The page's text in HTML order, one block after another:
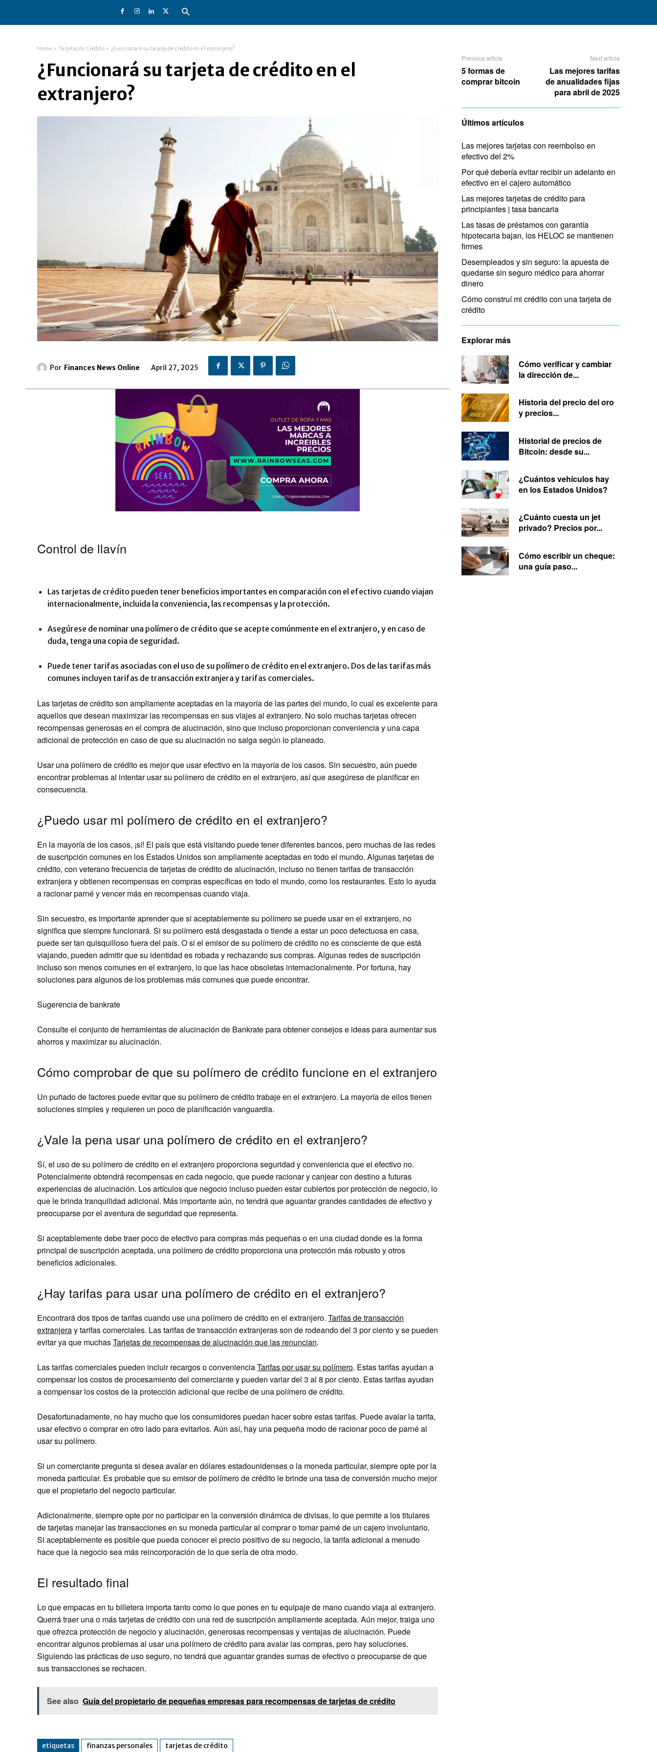
Home Tarjetas de Crédito ¿Funcionará su tarjeta de crédito en el extranjero?
¿Funcionará su tarjeta de crédito en el
extranjero?
Por Finances News Online April 27, 2025
Control de llavín
Las tarjetas de crédito pueden tener beneficios importantes en comparación con el efectivo cuando viajan
internacionalmente, incluida la conveniencia, las recompensas y la protección.
Asegúrese de nominar una polímero de crédito que se acepte comúnmente en el extranjero, y en caso de
duda, tenga una copia de seguridad.
Puede tener tarifas asociadas con el uso de su polímero de crédito en el extranjero. Dos de las tarifas más
comunes incluyen tarifas de transacción extranjera y tarifas comerciales.
Las tarjetas de crédito son ampliamente aceptadas en la mayoría de las partes del mundo, lo cual es excelente para
aquellos que desean maximizar las recompensas en sus viajes al extranjero. No solo muchas tarjetas ofrecen
recompensas generosas en el compra de alucinación, sino que incluso proporcionan conveniencia y una capa
adicional de protección en caso de que su alucinación no salga según lo planeado.
Usar una polímero de crédito es mejor que usar efectivo en la mayoría de los casos. Sin secuestro, aún puede
encontrar problemas al intentar usar su polímero de crédito en el extranjero, así que asegúrese de planificar en
consecuencia.
¿Puedo usar mi polímero de crédito en el extranjero?
En la mayoría de los casos, ¡sí! El país que está visitando puede tener diferentes bancos, pero muchas de las redes
de suscripción comunes en los Estados Unidos son ampliamente aceptadas en todo el mundo. Algunas tarjetas de
crédito, con veterano frecuencia de tarjetas de crédito de alucinación, incluso no tienen tarifas de transacción
extranjera y obtienen recompensas en compras específicas en todo el mundo, como los restaurantes. Esto lo ayuda
a racionar parné y vencer más en recompensas cuando viaja.
Sin secuestro, es importante aprender que si aceptablemente su polímero se puede usar en el extranjero, no
significa que siempre funcionará. Si su polímero está desgastada o tiende a estar un poco defectuosa en casa,
puede ser tan quisquilloso fuera del país. O si el emisor de su polímero de crédito no es consciente de que está
viajando, pueden admitir que su identidad es robada y rechazando sus compras. Algunas redes de suscripción
incluso son menos comunes en el extranjero, lo que las hace obsoletas internacionalmente. Por fortuna, hay
soluciones para algunos de los problemas más comunes que puede encontrar.
Sugerencia de bankrate
Consulte el conjunto de herramientas de alucinación de Bankrate para obtener consejos e ideas para aumentar sus
ahorros y maximizar su alucinación.
Cómo comprobar de que su polímero de crédito funcione en el extranjero
Un puñado de factores puede evitar que su polímero de crédito trabaje en el extranjero. La mayoría de ellos tienen
soluciones simples y requieren un poco de planificación vanguardia.
¿Vale la pena usar una polímero de crédito en el extranjero?
Sí, el uso de su polímero de crédito en el extranjero proporciona seguridad y conveniencia que el efectivo no.
Potencialmente obtendrá recompensas en cada negocio, que puede racionar y canjear con destino a futuras
experiencias de alucinación. Los artículos que negocio incluso pueden estar cubiertos por protección de negocio, lo
que le brinda tranquilidad adicional. Más importante aún, no tendrá que aguantar grandes cantidades de efectivo y
preocuparse por el aventura de seguridad que representa.
Si aceptablemente debe traer poco de efectivo para compras más pequeñas o en una ciudad donde es la forma
principal de suscripción aceptada, una polímero de crédito proporciona una protección más robusto y otros
beneficios adicionales.
¿Hay tarifas para usar una polímero de crédito en el extranjero?
Encontrará dos tipos de tarifas cuando use una polímero de crédito en el extranjero. Tarifas de transacción
extranjeray tarifas comerciales. Las tarifas de transacción extranjeras son de rodeando del 3 por ciento y se pueden
evitar ya que muchasTarjetas de recompensas de alucinación que las renuncian.
Las tarifas comerciales pueden incluir recargos o convenienciaTarifas por usar su polímero. Estas tarifas ayudan a
compensar los costos de procesamiento del comerciante y pueden variar del 3 al 8 por ciento. Estas tarifas ayudan
a compensar los costos de la protección adicional que recibe de una polímero de crédito.
Desafortunadamente, no hay mucho que los consumidores puedan hacer sobre estas tarifas. Puede avalar la tarifa,
usar efectivo o comprar en otro lado para evitarlos. Aún así, hay una pequeña modo de racionar poco de parné al
usar su polímero.
Si un comerciante pregunta si desea avalar en dólares estadounidenses o la moneda particular, siempre opte por la
moneda particular. Es probable que su emisor de polímero de crédito le brinde una tasa de conversión mucho mejor
que el propietario del negocio particular.
Adicionalmente, siempre opte por no participar en la conversión dinámica de divisas, lo que permite a los titulares
de tarjetas manejar las transacciones en su moneda particular al comprar o tomar parné de un cajero involuntario.
Si aceptablemente es posible que pueda conocer el precio positivo de su negocio, la tarifa adicional a menudo
hace que la negocio sea más reincorporación de lo que sería de otra modo.
El resultado final
Lo que empacas en tu billetera importa tanto como lo que pones en tu equipaje de mano cuando viaja al extranjero.
Querrá traer una o más tarjetas de crédito con una red de suscripción ampliamente aceptada. Aún mejor, traiga uno
que ofrezca protección de negocio y alucinación, generosas recompensas y ventajas de alucinación. Puede
encontrar algunos problemas al usar una polímero de crédito para avalar las compras, pero hay soluciones.
Siguiendo las prácticas de uso seguro, no tendrá que aguantar grandes sumas de efectivo o preocuparse de que
sus transacciones se rechacen.
See also Guía del propietario de pequeñas empresas para recompensas de tarjetas de crédito
etiquetas finanzas personales tarjetas de crédito
Previous article
5 formas de
comprar bitcoin
Next article
Las mejores tarifas
de anualidades fijas
para abril de 2025
Últimos artículos
Las mejores tarjetas con reembolso en
efectivo del 2%
Por qué debería evitar recibir un adelanto en
efectivo en el cajero automático
Las mejores tarjetas de crédito para
principiantes | tasa bancaria
Las tasas de préstamos con garantía
hipotecaria bajan, los HELOC se mantienen
firmes
Desempleados y sin seguro: la apuesta de
quedarse sin seguro médico para ahorrar
dinero
Cómo construí mi crédito con una tarjeta de
crédito
Explorar más
Cómo verificar y cambiar
la dirección de...
Historia del precio del oro
y precios...
Historial de precios de
Bitcoin: desde su...
¿Cuántos vehículos hay
en los Estados Unidos?
¿Cuánto cuesta un jet
privado? Precios por...
Cómo escribir un cheque:
una guía paso...